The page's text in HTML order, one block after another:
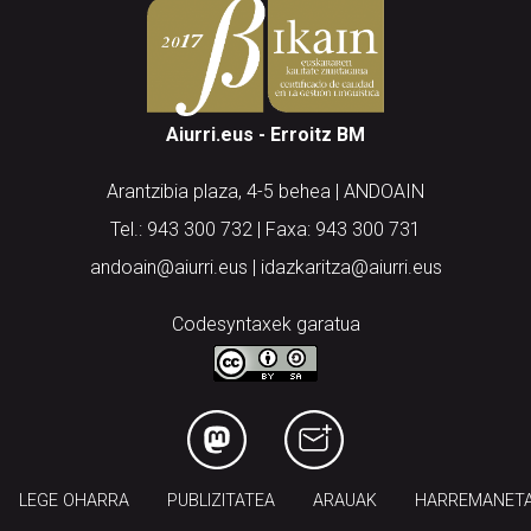
Aiurri.eus - Erroitz BM
Arantzibia plaza, 4-5 behea | ANDOAIN
Tel.: 943 300 732 | Faxa: 943 300 731
andoain@aiurri.eus | idazkaritza@aiurri.eus
Codesyntaxek garatua
LEGE OHARRA PUBLIZITATEA ARAUAK